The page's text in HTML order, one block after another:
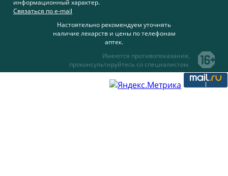
информационный характер.
Связаться по e-mail
Настоятельно рекомендуем уточнять
наличие лекарств и цены по телефонам
аптек.
Имеются противопоказания,
проконсультируйтесь со специалистом.